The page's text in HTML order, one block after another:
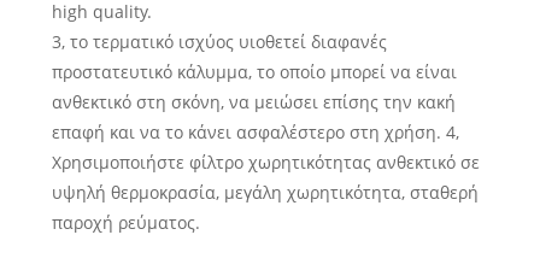
high quality.
3, το τερματικό ισχύος υιοθετεί διαφανές
προστατευτικό κάλυμμα, το οποίο μπορεί να είναι
ανθεκτικό στη σκόνη, να μειώσει επίσης την κακή
επαφή και να το κάνει ασφαλέστερο στη χρήση. 4,
Χρησιμοποιήστε φίλτρο χωρητικότητας ανθεκτικό σε
υψηλή θερμοκρασία, μεγάλη χωρητικότητα, σταθερή
παροχή ρεύματος.